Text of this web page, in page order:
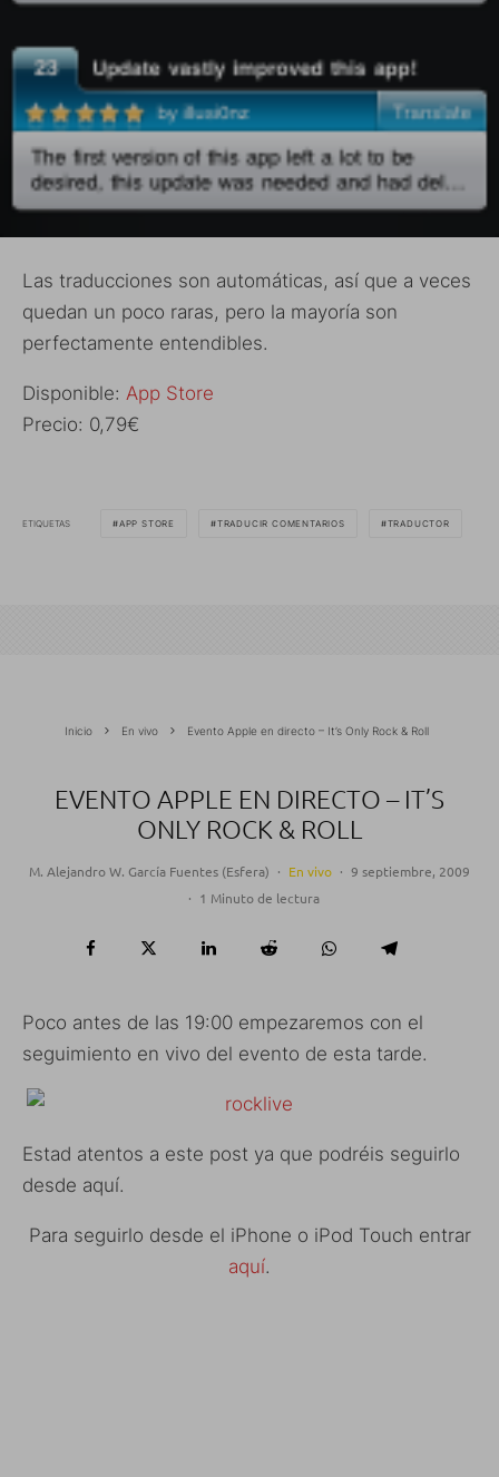
Las traducciones son automáticas, así que a veces
quedan un poco raras, pero la mayoría son
perfectamente entendibles.
Disponible: App Store
Precio: 0,79€
ETIQUETAS APP STORE TRADUCIR COMENTARIOS TRADUCTOR
Inicio En vivo Evento Apple en directo – It’s Only Rock & Roll
EVENTO APPLE EN DIRECTO – IT’S
ONLY ROCK & ROLL
M. Alejandro W. García Fuentes (Esfera) · En vivo · 9 septiembre, 2009
· 1 Minuto de lectura
Poco antes de las 19:00 empezaremos con el
seguimiento en vivo del evento de esta tarde.
Estad atentos a este post ya que podréis seguirlo
desde aquí.
Para seguirlo desde el iPhone o iPod Touch entrar
aquí.